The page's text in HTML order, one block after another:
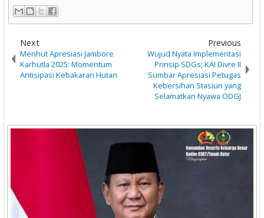
Next
Menhut Apresiasi Jambore
Karhutla 2025: Momentum
Antisipasi Kebakaran Hutan
Previous
Wujud Nyata Implementasi
Prinsip SDGs; KAI Divre II
Sumbar Apresiasi Petugas
Kebersihan Stasiun yang
Selamatkan Nyawa ODGJ